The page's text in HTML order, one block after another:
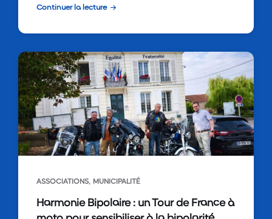
Continuer la lecture
ASSOCIATIONS, MUNICIPALITÉ
Harmonie Bipolaire : un Tour de France à